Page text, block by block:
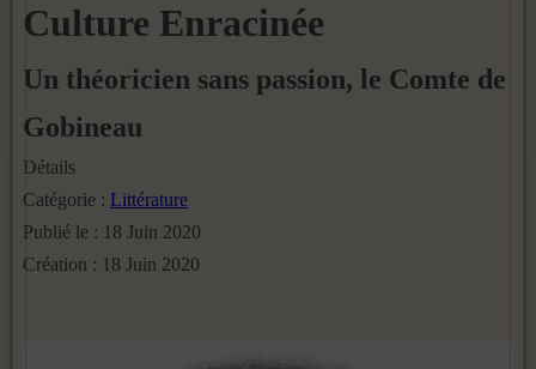
Culture Enracinée
Un théoricien sans passion, le Comte de
Gobineau
Détails
Catégorie : Littérature
Publié le : 18 Juin 2020
Création : 18 Juin 2020